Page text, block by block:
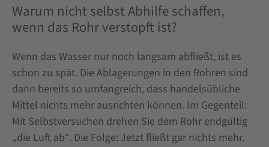
Warum nicht selbst Abhilfe schaffen,
wenn das Rohr verstopft ist?
Wenn das Wasser nur noch langsam abfließt, ist es
schon zu spät. Die Ablagerungen in den Rohren sind
dann bereits so umfangreich, dass handelsübliche
Mittel nichts mehr ausrichten können. Im Gegenteil:
Mit Selbstversuchen drehen Sie dem Rohr endgültig
„die Luft ab“. Die Folge: Jetzt fließt gar nichts mehr.